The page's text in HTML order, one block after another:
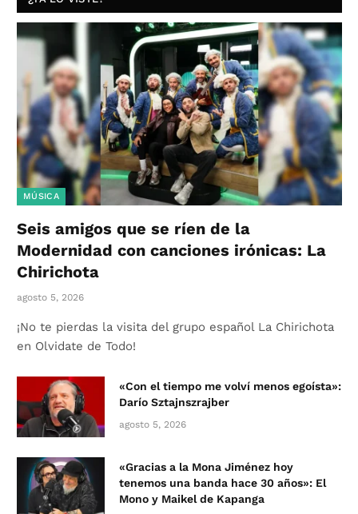
MÚSICA
Seis amigos que se ríen de la
Modernidad con canciones irónicas: La
Chirichota
agosto 5, 2026
¡No te pierdas la visita del grupo español La Chirichota
en Olvidate de Todo!
«Con el tiempo me volví menos egoísta»:
Darío Sztajnszrajber
agosto 5, 2026
«Gracias a la Mona Jiménez hoy
tenemos una banda hace 30 años»: El
Mono y Maikel de Kapanga